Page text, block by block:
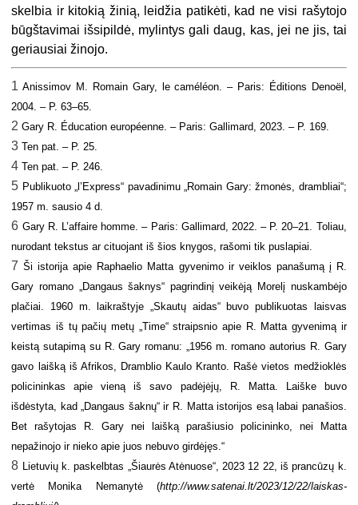
skelbia ir kitokią žinią, leidžia patikėti, kad ne visi rašytojo
būgštavimai išsipildė, mylintys gali daug, kas, jei ne jis, tai
geriausiai žinojo.
1 Anissimov M. Romain Gary, le caméléon. – Paris: Éditions Denoël,
2004. – P. 63–65.
2 Gary R. Éducation européenne. – Paris: Gallimard,2023. – P. 169.
3 Ten pat. – P. 25.
4 Ten pat. – P. 246.
5 Publikuoto „ l’Express“ pavadinimu „Romain Gary: žmonės, drambliai“;
1957 m. sausio 4 d.
6 Gary R. L’affaire homme. – Paris: Gallimard, 2022. – P. 20–21. Toliau,
nurodant tekstus ar cituojant iš šios knygos, rašomi tik puslapiai.
7 Ši istorija apie Raphaelio Matta gyvenimo ir veiklos panašumą į R.
Gary romano „Dangaus šaknys“ pagrindinį veikėją Morelį nuskambėjo
plačiai. 1960 m. laikraštyje „Skautų aidas“ buvo publikuotas laisvas
vertimas iš tų pačių metų „Time“ straipsnio apie R. Matta gyvenimą ir
keistą sutapimą su R. Gary romanu: „1956 m. romano autorius R. Gary
gavo laišką iš Afrikos, Dramblio Kaulo Kranto. Rašė vietos medžioklės
policininkas apie vieną iš savo padėjėjų, R. Matta. Laiške buvo
išdėstyta, kad „Dangaus šaknų“ ir R. Matta istorijos esą labai panašios.
Bet rašytojas R. Gary nei laišką parašiusio policininko, nei Matta
nepažinojo ir nieko apie juos nebuvo girdėjęs.“
8 Lietuvių k. paskelbtas „Šiaurės Atėnuose“, 2023 12 22, iš prancūzų k.
vertė Monika Nemanytė (http://www.satenai.lt/2023/12/22/laiskas-